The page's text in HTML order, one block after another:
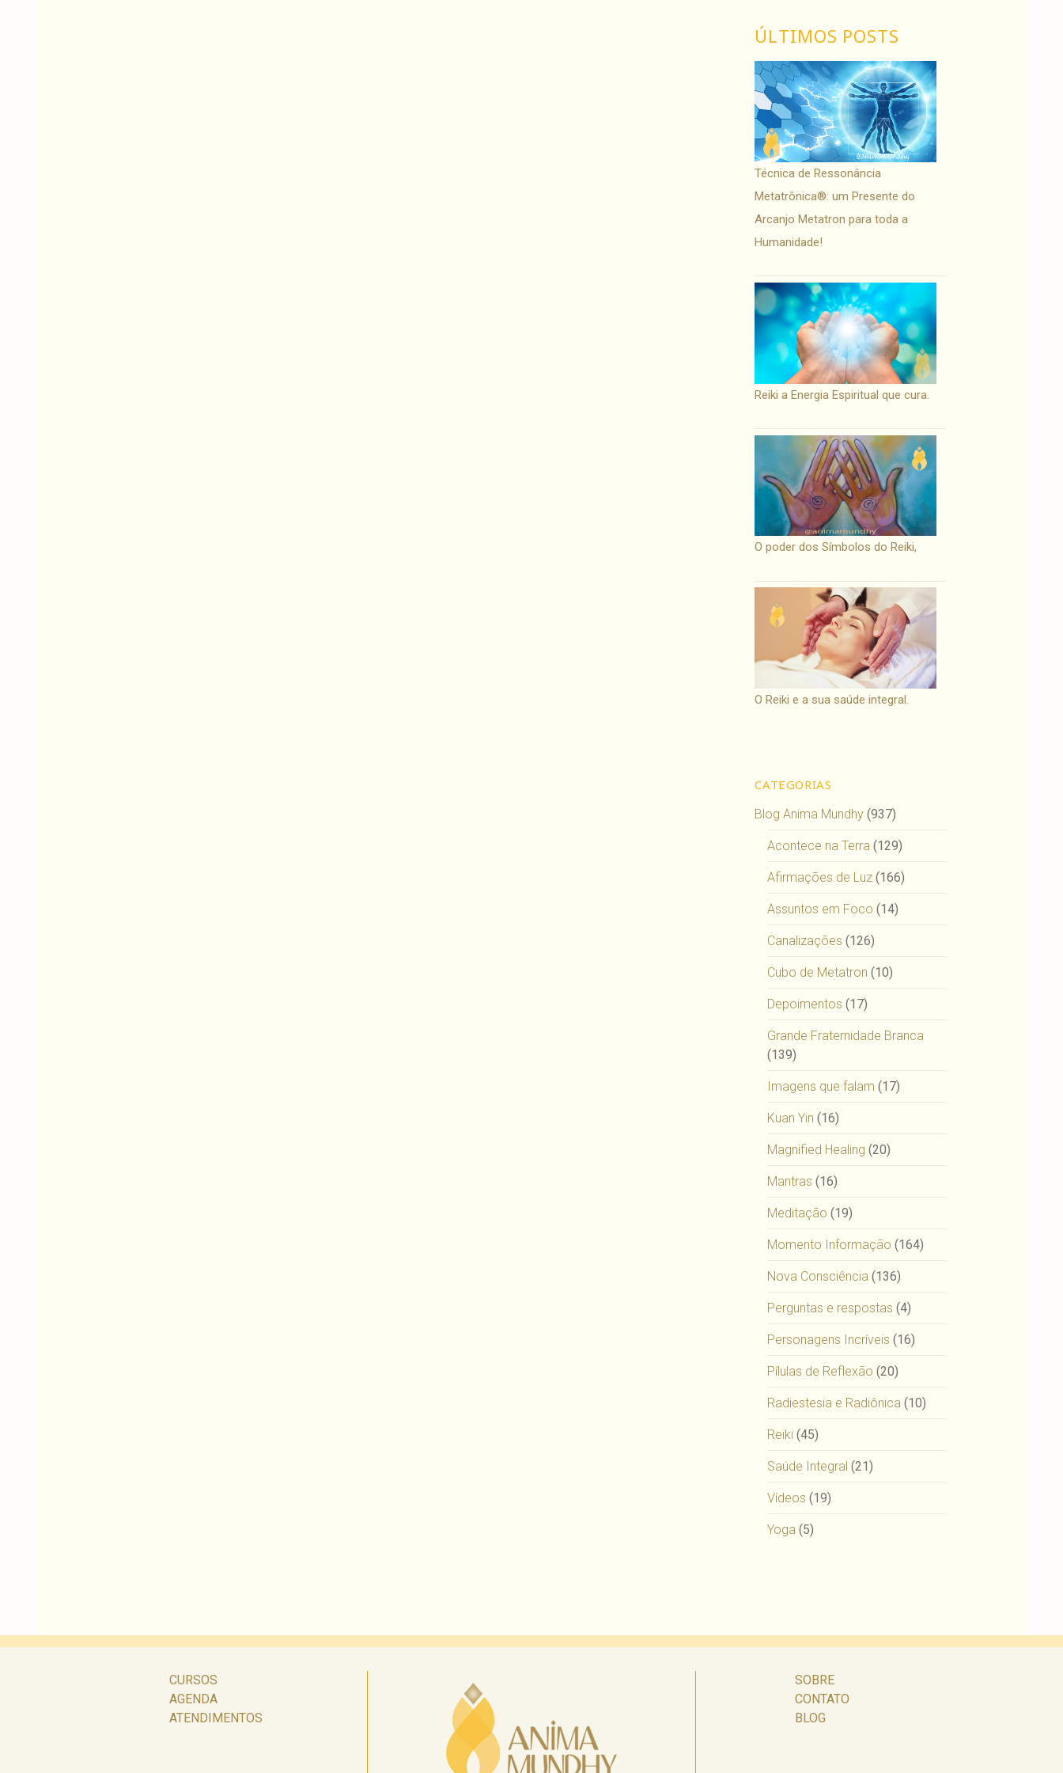
ÚLTIMOS POSTS
Técnica de Ressonância
Metatrônica®: um Presente do
Arcanjo Metatron para toda a
Humanidade!
Reiki a Energia Espiritual que cura.
O poder dos Símbolos do Reiki,
O Reiki e a sua saúde integral.
CATEGORIAS
Blog Anima Mundhy (937)
Acontece na Terra (129)
Afirmações de Luz (166)
Assuntos em Foco (14)
Canalizações (126)
Cubo de Metatron (10)
Depoimentos (17)
Grande Fraternidade Branca
(139)
Imagens que falam (17)
Kuan Yin (16)
Magnified Healing (20)
Mantras (16)
Meditação (19)
Momento Informação (164)
Nova Consciência (136)
Perguntas e respostas (4)
Personagens Incríveis (16)
Pílulas de Reflexão (20)
Radiestesia e Radiônica (10)
Reiki (45)
Saúde Integral (21)
Vídeos (19)
Yoga (5)
CURSOS
AGENDA
ATENDIMENTOS
SOBRE
CONTATO
BLOG